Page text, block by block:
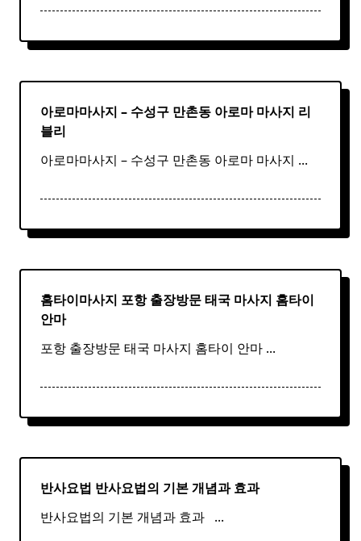
아로마마사지 – 수성구 만촌동 아로마 마사지 리
블리
아로마마사지 – 수성구 만촌동 아로마 마사지 ...
홈타이마사지 포항 출장방문 태국 마사지 홈타이
안마​
포항 출장방문 태국 마사지 홈타이 안마​ ...
반사요법 반사요법의 기본 개념과 효과 ​ ​
반사요법의 기본 개념과 효과 ​ ​ ...